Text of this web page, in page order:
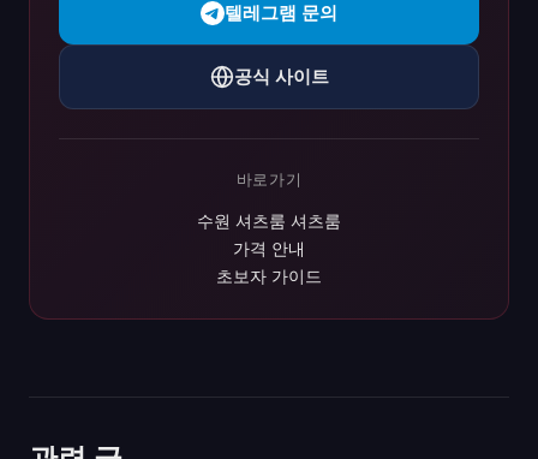
텔레그램 문의
공식 사이트
바로가기
수원 셔츠룸 셔츠룸
가격 안내
초보자 가이드